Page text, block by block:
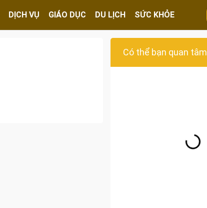
DỊCH VỤ GIÁO DỤC DU LỊCH SỨC KHỎE
Có thể bạn quan tâm